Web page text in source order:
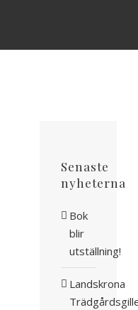
Senaste
nyheterna
Bok
blir
utställning!
Landskrona